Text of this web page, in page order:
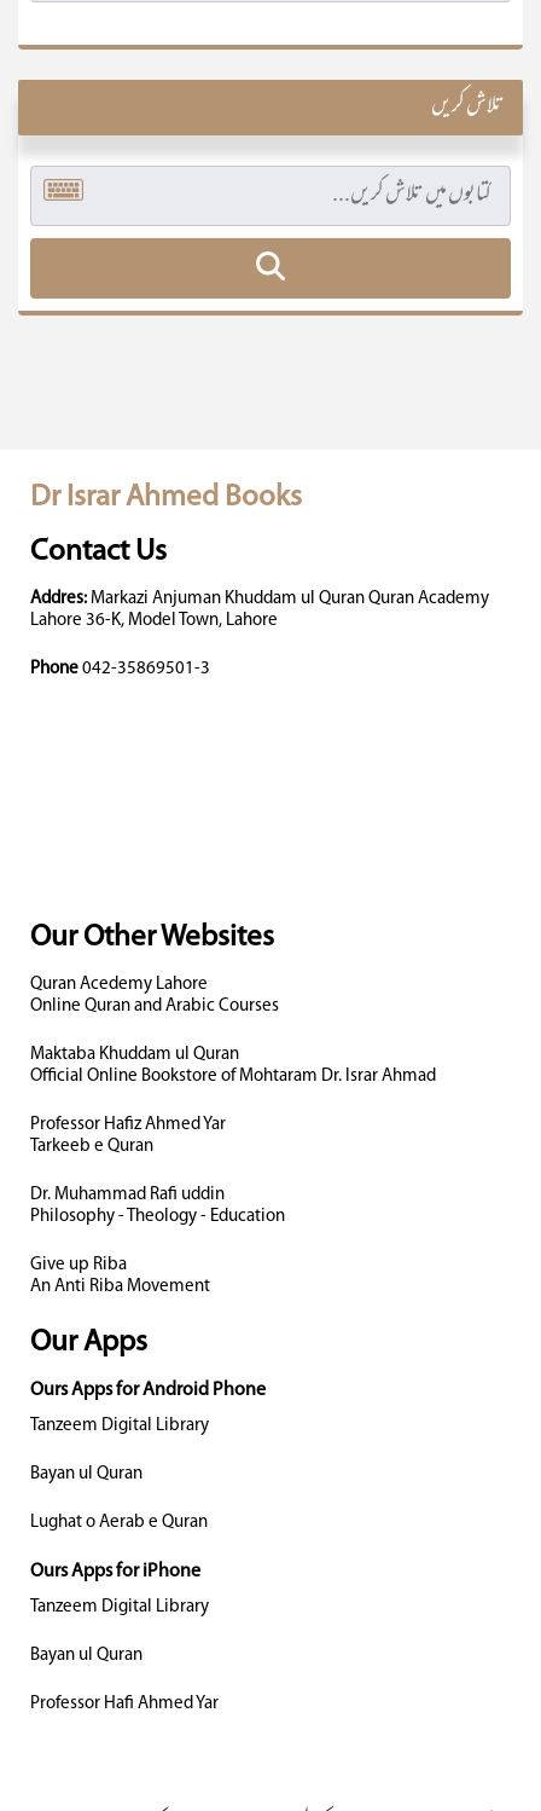
تلاش کریں
Dr Israr Ahmed Books
Contact Us
Addres: Markazi Anjuman Khuddam ul Quran Quran Academy
Lahore 36-K, Model Town, Lahore
Phone 042-35869501-3
Our Other Websites
Quran Acedemy Lahore
Online Quran and Arabic Courses
Maktaba Khuddam ul Quran
Official Online Bookstore of Mohtaram Dr. Israr Ahmad
Professor Hafiz Ahmed Yar
Tarkeeb e Quran
Dr. Muhammad Rafi uddin
Philosophy - Theology - Education
Give up Riba
An Anti Riba Movement
Our Apps
Ours Apps for Android Phone
Tanzeem Digital Library
Bayan ul Quran
Lughat o Aerab e Quran
Ours Apps for iPhone
Tanzeem Digital Library
Bayan ul Quran
Professor Hafi Ahmed Yar